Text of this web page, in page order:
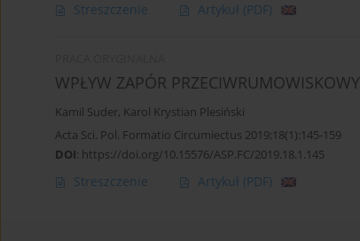
Streszczenie Artykuł (PDF)
WPŁYW ZAPÓR
Kamil Suder, Karol Krystian Plesiński
Acta Sci. Pol. Formatio Circumiectus 2019;18(1):145-159
DOI: https://doi.org/10.15576/ASP.FC/2019.18.1.145
Streszczenie Artykuł (PDF)